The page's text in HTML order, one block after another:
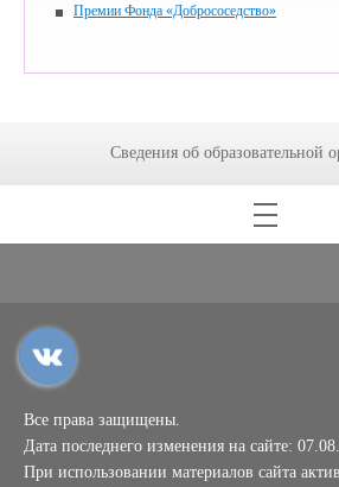
Премии Фонда «Добрососедство»
Сведения об образовательной
Все права защищены.
Дата последнего изменения на сайте:
При использовании материалов сайта